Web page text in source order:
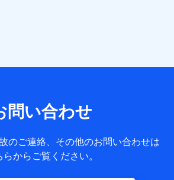
）が含まれます。
として、保険契約者及び被保険者の氏
、性別、保険契約者と被保険者の関係、
険商品の内容、保険料、保険料のお支払
問い合わせ
のご連絡、その他のお問い合わせは
らからご覧ください。